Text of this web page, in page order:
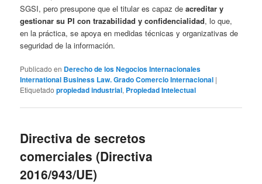
SGSI, pero presupone que el titular es capaz deacreditar y
gestionar su PI con trazabilidad y confidencialidad, lo que,
en la práctica, se apoya en medidas técnicas y organizativas de
seguridad de la información.
Publicado en Derecho de los Negocios Internacionales
International Business Law. Grado Comercio Internacional |
Etiquetado propiedad industrial, Propiedad Intelectual
Directiva de secretos
comerciales (Directiva
2016/943/UE)